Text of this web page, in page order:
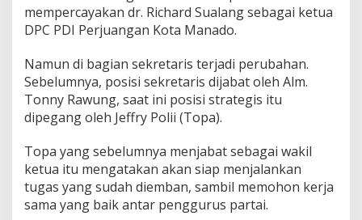
a
B
r
u
b
h
T
o
p
a
J
mempercayakan dr. Richard Sualang sebagai ketua
DPC PDI Perjuangan Kota Manado.
Namun di bagian sekretaris terjadi perubahan.
Sebelumnya, posisi sekretaris dijabat oleh Alm.
Tonny Rawung, saat ini posisi strategis itu
dipegang oleh Jeffry Polii (Topa).
Topa yang sebelumnya menjabat sebagai wakil
ketua itu mengatakan akan siap menjalankan
tugas yang sudah diemban, sambil memohon kerja
sama yang baik antar penggurus partai.